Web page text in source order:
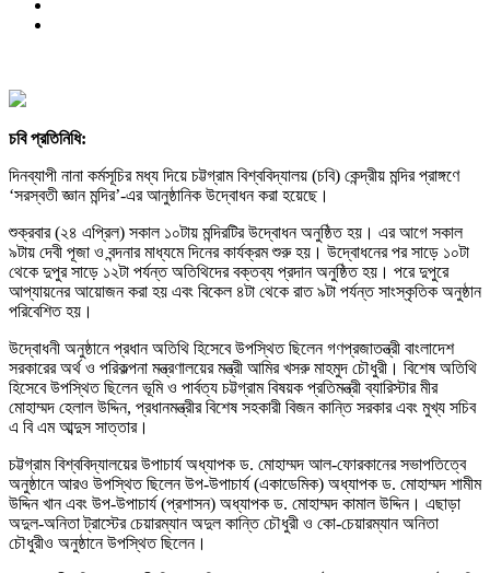
চবি প্রতিনিধি:
দিনব্যাপী নানা কর্মসূচির মধ্য দিয়ে চট্টগ্রাম বিশ্ববিদ্যালয় (চবি) কেন্দ্রীয় মন্দির প্রাঙ্গণে
‘সরস্বতী জ্ঞান মন্দির’-এর আনুষ্ঠানিক উদ্বোধন করা হয়েছে।
শুক্রবার (২৪ এপ্রিল) সকাল ১০টায় মন্দিরটির উদ্বোধন অনুষ্ঠিত হয়। এর আগে সকাল
৯টায় দেবী পূজা ও বন্দনার মাধ্যমে দিনের কার্যক্রম শুরু হয়। উদ্বোধনের পর সাড়ে ১০টা
থেকে দুপুর সাড়ে ১২টা পর্যন্ত অতিথিদের বক্তব্য প্রদান অনুষ্ঠিত হয়। পরে দুপুরে
আপ্যায়নের আয়োজন করা হয় এবং বিকেল ৪টা থেকে রাত ৯টা পর্যন্ত সাংস্কৃতিক অনুষ্ঠান
পরিবেশিত হয়।
উদ্বোধনী অনুষ্ঠানে প্রধান অতিথি হিসেবে উপস্থিত ছিলেন গণপ্রজাতন্ত্রী বাংলাদেশ
সরকারের অর্থ ও পরিকল্পনা মন্ত্রণালয়ের মন্ত্রী আমির খসরু মাহমুদ চৌধুরী। বিশেষ অতিথি
হিসেবে উপস্থিত ছিলেন ভূমি ও পার্বত্য চট্টগ্রাম বিষয়ক প্রতিমন্ত্রী ব্যারিস্টার মীর
মোহাম্মদ হেলাল উদ্দিন, প্রধানমন্ত্রীর বিশেষ সহকারী বিজন কান্তি সরকার এবং মুখ্য সচিব
এ বি এম আব্দুস সাত্তার।
চট্টগ্রাম বিশ্ববিদ্যালয়ের উপাচার্য অধ্যাপক ড. মোহাম্মদ আল-ফোরকানের সভাপতিত্বে
অনুষ্ঠানে আরও উপস্থিত ছিলেন উপ-উপাচার্য (একাডেমিক) অধ্যাপক ড. মোহাম্মদ শামীম
উদ্দিন খান এবং উপ-উপাচার্য (প্রশাসন) অধ্যাপক ড. মোহাম্মদ কামাল উদ্দিন। এছাড়া
অদুল-অনিতা ট্রাস্টের চেয়ারম্যান অদুল কান্তি চৌধুরী ও কো-চেয়ারম্যান অনিতা
চৌধুরীও অনুষ্ঠানে উপস্থিত ছিলেন।